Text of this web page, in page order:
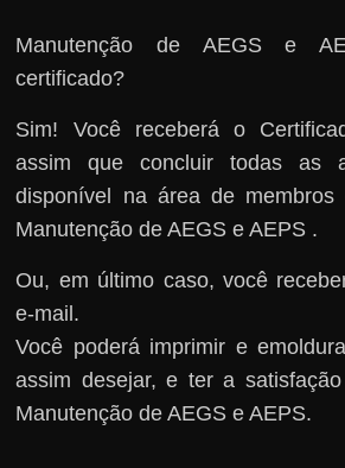
Manutenção de AEGS e
certificado?
Sim! Você receberá o
assim que concluir todas as
disponível na área de membros
Manutenção de AEGS e AEPS .
Ou, em último caso, você
e-mail.
Você poderá imprimir e
assim desejar, e ter a
Manutenção de AEGS e AEPS.